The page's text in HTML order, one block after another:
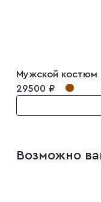
Мужской костюм
29500 ₽
Возможно